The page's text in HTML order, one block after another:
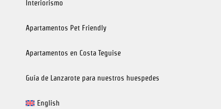
Interiorismo
Apartamentos Pet Friendly
Apartamentos en Costa Teguise
Guía de Lanzarote para nuestros huespedes
English